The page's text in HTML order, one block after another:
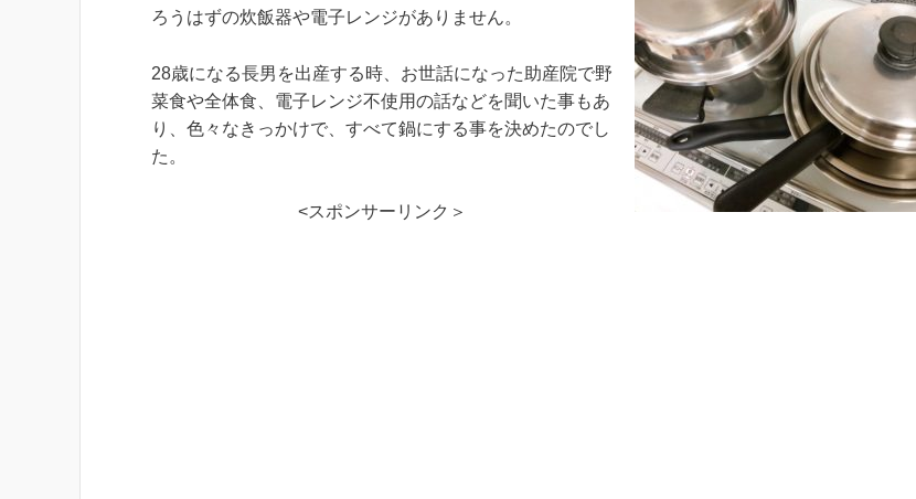
ろうはずの炊飯器や電子レンジがありません。
28歳になる長男を出産する時、お世話になった助産院で野
菜食や全体食、電子レンジ不使用の話などを聞いた事もあ
り、色々なきっかけで、すべて鍋にする事を決めたのでし
た。
<スポンサーリンク＞